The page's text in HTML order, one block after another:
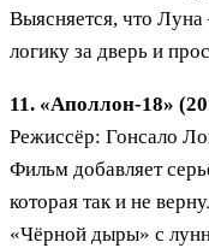
Выясняется, что Луна
логику за дверь и
11. «Аполлон-18»
Режиссёр: Гонсало
Фильм добавляет
которая так и не
«Чёрной дыры» с